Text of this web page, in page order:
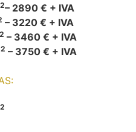
2– 2890 € + IVA
– 3220 € + IVA
2 – 3460 € + IVA
2 – 3750 € + IVA
2